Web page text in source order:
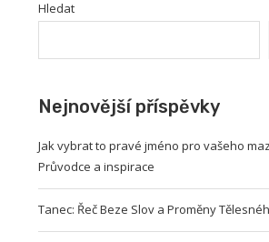
Hledat
Nejnovější příspěvky
Jak vybrat to pravé jméno pro vašeho
Průvodce a inspirace
Tanec: Řeč Beze Slov a Proměny